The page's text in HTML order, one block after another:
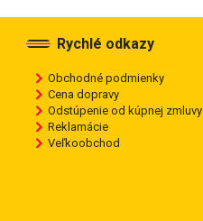
Rychlé odkazy
Obchodné podmienky
Cena dopravy
Odstúpenie od kúpnej zmluvy
Reklamácie
Veľkoobchod